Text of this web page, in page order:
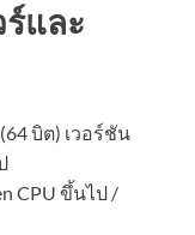
และ
บิต) เวอร์ชัน
CPU ขึ้นไป /